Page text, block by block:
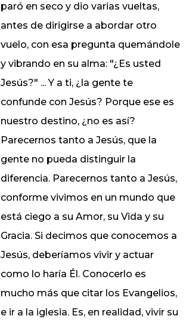
paró en seco y dio varias vueltas,
antes de dirigirse a abordar otro
vuelo, con esa pregunta quemándole
y vibrando en su alma: "¿Es usted
Jesús?" ... Y a ti, ¿la gente te
confunde con Jesús? Porque ese es
nuestro destino, ¿no es así?
Parecernos tanto a Jesús, que la
gente no pueda distinguir la
diferencia. Parecernos tanto a Jesús,
conforme vivimos en un mundo que
está ciego a su Amor, su Vida y su
Gracia. Si decimos que conocemos a
Jesús, deberíamos vivir y actuar
como lo haría Él. Conocerlo es
mucho más que citar los Evangelios,
e ir a la iglesia. Es, en realidad, vivir su